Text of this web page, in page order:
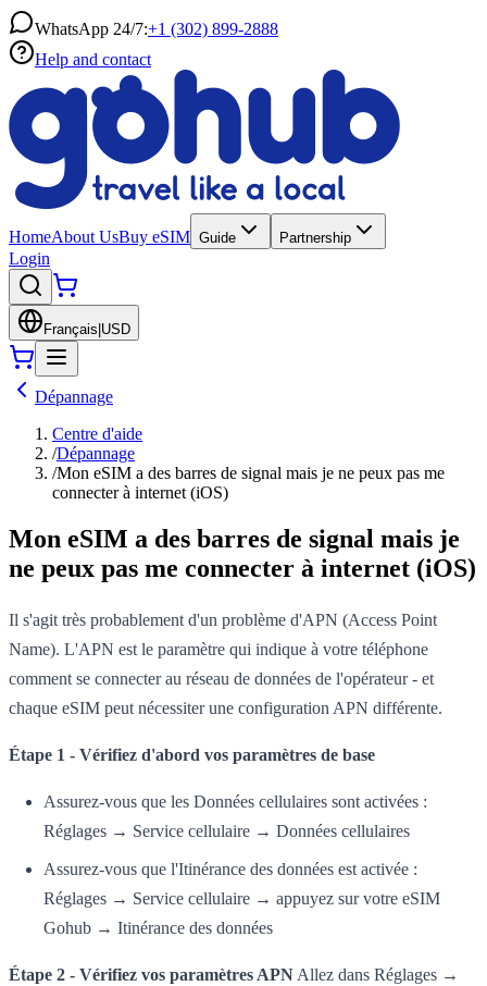
WhatsApp 24/7:+1 (302) 899-2888
Help and contact
HomeAbout UsBuy eSIM Guide Partnership
Login
Français USD
Dépannage
Centre d'aide
/Dépannage
/Mon eSIM a des barres de signal mais je ne peux pas me
connecter à internet (iOS)
Mon eSIM a des barres de signal mais je
ne peux pas me connecter à internet (iOS)
Il s'agit très probablement d'un problème d'APN (Access Point
Name). L'APN est le paramètre qui indique à votre téléphone
comment se connecter au réseau de données de l'opérateur - et
chaque eSIM peut nécessiter une configuration APN différente.
Étape 1 - Vérifiez d'abord vos paramètres de base
Assurez-vous que les Données cellulaires sont activées :
Réglages → Service cellulaire → Données cellulaires
Assurez-vous que l'Itinérance des données est activée :
Réglages → Service cellulaire → appuyez sur votre eSIM
Gohub → Itinérance des données
Étape 2 - Vérifiez vos paramètres APN Allez dans Réglages →